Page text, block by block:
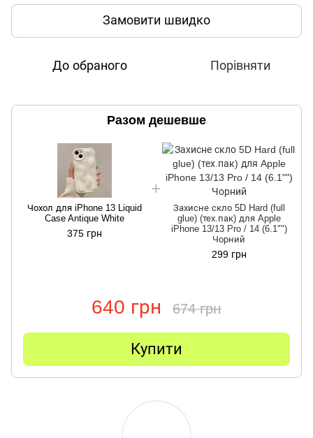
Замовити швидко
До обраного Порівняти
Разом дешевше
Чохол для iPhone 13 Liquid
Case Antique White
375 грн
Захисне скло 5D Hard (full
glue) (тех.пак) для Apple
iPhone 13/13 Pro / 14 (6.1"")
Чорний
299 грн
640 грн 674 грн
Купити